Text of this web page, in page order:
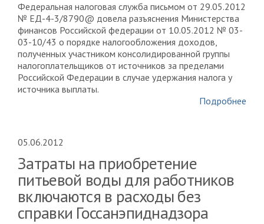
Федеральная налоговая служба письмом от 29.05.2012
№ ЕД-4-3/8790@ довела разъяснения Министерства
финансов Российской федерации от 10.05.2012 № 03-
03-10/43 о порядке налогообложения доходов,
полученных участником консолидированной группы
налогоплательщиков от источников за пределами
Российской Федерации в случае удержания налога у
источника выплаты.
Подробнее
05.06.2012
Затраты на приобретение
питьевой воды для работников
включаются в расходы без
справки Госсанэпиднадзора